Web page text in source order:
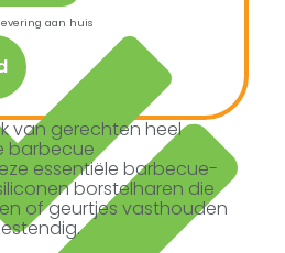
aan huis
van gerechten heel
barbecue
essentiële barbecue-
borstelharen die
of geurtjes vasthouden